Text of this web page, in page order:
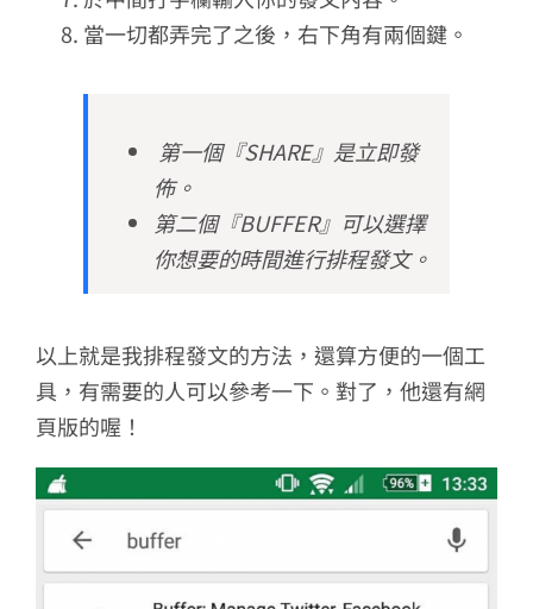
當一切都弄完了之後，右下角有兩個鍵。
第一個『SHARE』是立即發
佈。
第二個『BUFFER』可以選擇
你想要的時間進行排程發文。
以上就是我排程發文的方法，還算方便的一個工
具，有需要的人可以參考一下。對了，他還有網
頁版的喔！